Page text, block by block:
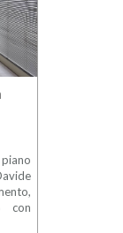
con